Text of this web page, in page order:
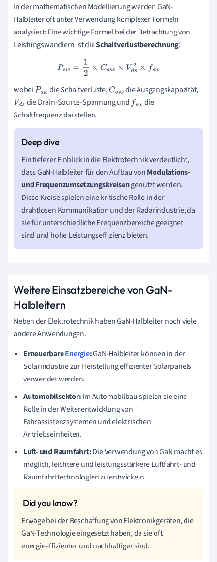
In der mathematischen Modellierung werden GaN-
Halbleiter oft unter Verwendung komplexer Formeln
analysiert: Eine wichtige Formel bei der Betrachtung von
Leistungswandlern ist dieSchaltverlustberechnung:
Psw=1 2× Co Vd s2×f sw
wobeiPswdie Schaltverluste,Cossdie Ausgangskapazität,
Vdsdie Drain-Source-Spannung undfsw die
Schaltfrequenz darstellen.
Ein tieferer Einblick in die Elektrotechnik verdeutlicht,
dass GaN-Halbleiter für den Aufbau vonModulations-
und Frequenzumsetzungskreisengenutzt werden.
Diese Kreise spielen eine kritische Rolle in der
drahtlosen Kommunikation und der Radarindustrie, da
sie für unterschiedliche Frequenzbereiche geeignet
sind und hohe Leistungseffizienz bieten.
Weitere Einsatzbereiche von GaN-
Halbleitern
Neben der Elektrotechnik haben GaN-Halbleiter noch viele
andere Anwendungen.
ErneuerbareEnergie:GaN-Halbleiter können in der
Solarindustrie zur Herstellung effizienter Solarpanels
verwendet werden.
Automobilsektor:Im Automobilbau spielen sie eine
Rolle in der Weiterentwicklung von
Fahrassistenzsystemen und elektrischen
Antriebseinheiten.
Luft- und Raumfahrt:Die Verwendung von GaN macht es
möglich, leichtere und leistungsstärkere Luftfahrt- und
Raumfahrttechnologien zu entwickeln.
Erwäge bei der Beschaffung von Elektronikgeräten, die
GaN-Technologie eingesetzt haben, da sie oft
energieeffizienter und nachhaltiger sind.